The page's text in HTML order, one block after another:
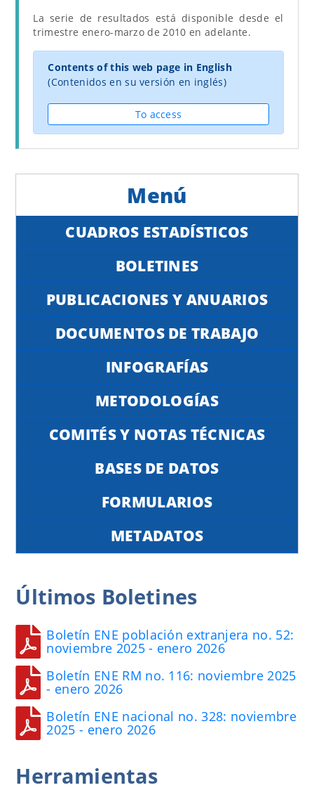
La serie de resultados está disponible desde el
trimestre enero-marzo de 2010 en adelante.
Contents of this web page in English
(Contenidos en su versión en inglés)
To access
CUADROS ESTADÍSTICOS
BOLETINES
PUBLICACIONES Y ANUARIOS
DOCUMENTOS DE TRABAJO
INFOGRAFÍAS
METODOLOGÍAS
COMITÉS Y NOTAS TÉCNICAS
BASES DE DATOS
FORMULARIOS
METADATOS
Últimos Boletines
Boletín ENE población extranjera no. 52:
noviembre 2025 - enero 2026
Boletín ENE RM no. 116: noviembre 2025
- enero 2026
Boletín ENE nacional no. 328: noviembre
2025 - enero 2026
Herramientas